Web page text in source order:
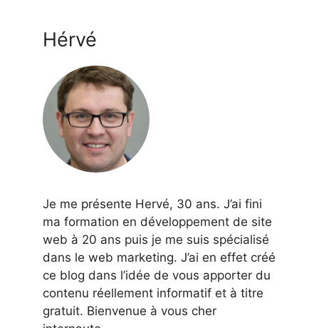
Hérvé
Je me présente Hervé, 30 ans. J’ai fini
ma formation en développement de site
web à 20 ans puis je me suis spécialisé
dans le web marketing. J’ai en effet créé
ce blog dans l’idée de vous apporter du
contenu réellement informatif et à titre
gratuit. Bienvenue à vous cher